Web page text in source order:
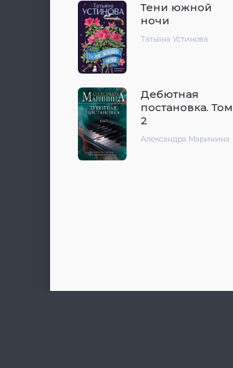
Тени южной
ночи
Татьяна Устинова
Дебютная
постановка. Том
2
Александра Маринина